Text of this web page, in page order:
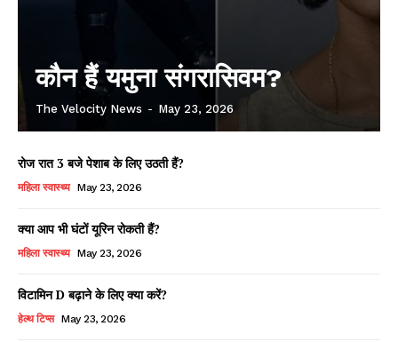
कौन हैं यमुना संगरासिवम?
The Velocity News - May 23, 2026
रोज रात 3 बजे पेशाब के लिए उठती हैं?
महिला स्वास्थ्य May 23, 2026
क्या आप भी घंटों यूरिन रोकती हैं?
महिला स्वास्थ्य May 23, 2026
विटामिन D बढ़ाने के लिए क्या करें?
हेल्थ टिप्स May 23, 2026